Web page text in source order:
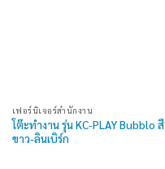
เฟอร์นิเจอร์สำนักงาน
โต๊ะทำงาน รุ่น KC-PLAY Bubblo สี
ขาว-ลินเบิร์ก